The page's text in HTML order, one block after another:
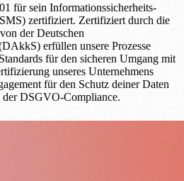
für sein Informationssicherheits-
zertifiziert. Zertifiziert durch die
der Deutschen
erfüllen unsere Prozesse
für den sicheren Umgang mit
unseres Unternehmens
für den Schutz deiner Daten
der DSGVO-Compliance.